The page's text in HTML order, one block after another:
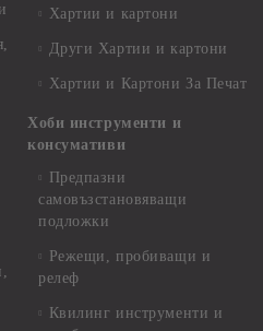
Хартии и картони
Други Хартии и картони
Хартии и Картони За Печат
Хоби инструменти и
консумативи
Предпазни
самовъзстановяващи
подложки
Режещи, пробиващи и
релеф
Квилинг инструменти и